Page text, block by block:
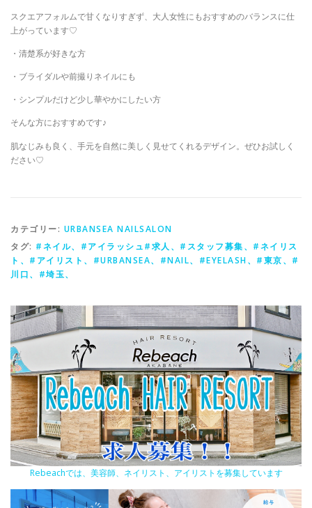
スクエアフォルムで甘くなりすぎず、大人女性にもおすすめのバランスに仕
上がっています♡
・清楚系が好きな方
・ブライダルや前撮りネイルにも
・シンプルだけど少し華やかにしたい方
そんな方におすすめです♪
肌なじみも良く、手元を自然に美しく見せてくれるデザイン。ぜひお試しく
ださい♡
カテゴリー: URBANSEA NAILSALON
タグ: #ネイル、#アイラッシュ#求人、#スタッフ募集、#ネイリス
ト、#アイリスト、#URBANSEA、#NAIL、#EYELASH、#東京、#
川口、#埼玉、
Rebeachでは、美容師、ネイリスト、アイリストを募集しています